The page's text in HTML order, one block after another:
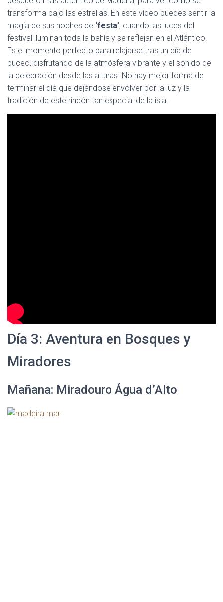
transforma bajo las estrellas. En este vídeo puedes sentir la
magia de sus noches de ‘festa’, cuando las luces del
festival iluminan toda la bahía y se reflejan en el Atlántico.
Es el momento perfecto para relajarse tras un día de
buceo, disfrutando de la atmósfera vibrante y el sonido de
la celebración desde las alturas. No hay mejor forma de
terminar el día que dejándose envolver por la luz y la
tradición de este rincón tan especial de la isla.
Día 3: Aventura en Bosques y
Miradores
Mañana: Miradouro Água d’Alto